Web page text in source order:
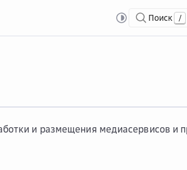
Поиск /
и размещения медиасервисов и